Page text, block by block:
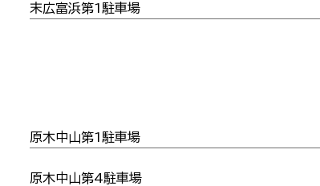
末広富浜第1駐車場
原木中山第1駐車場
原木中山第4駐車場